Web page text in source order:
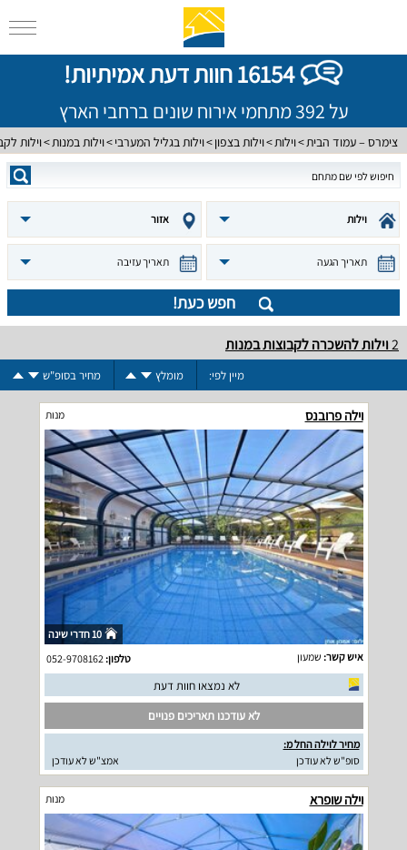
16154 חוות דעת אמיתיות!
על 392 מתחמי אירוח שונים ברחבי הארץ
צימרס – עמוד הבית וילות וילות בצפון וילות בגליל המערבי וילות במנות וילות
וילות אזור
תאריך הגעה תאריך עזיבה
חפש כעת!
2וילות להשכרה לקבוצות במנות
מיין לפי: מומלץ מחיר בסופ"ש
וילה פרובנס מנות
10 חדרי שינה
איש קשר: שמעון טלפון:
לא נמצאו חוות דעת
לא עודכנו תאריכים פנויים
מחיר לוילה החל מ:
סופ"ש לא עודכן
אמצ"ש לא עודכן
וילה שופרא מנות